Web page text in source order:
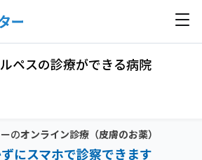
ペスの診療ができる病院
のオンライン診療（皮膚のお薬）
にスマホで診察できます